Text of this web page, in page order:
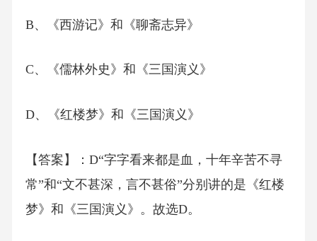
B、《西游记》和《聊斋志异》
C、《儒林外史》和《三国演义》
D、《红楼梦》和《三国演义》
【答案】：D“字字看来都是血，十年辛苦不寻
常”和“文不甚深，言不甚俗”分别讲的是《红楼
梦》和《三国演义》。故选D。